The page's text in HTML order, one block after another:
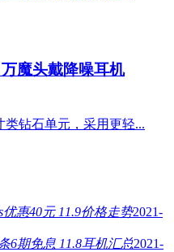
魔头戴降噪耳机
类钻石单元，采用更轻...
惠40元 11.9价格走势2021-
6期免息 11.8耳机汇总2021-